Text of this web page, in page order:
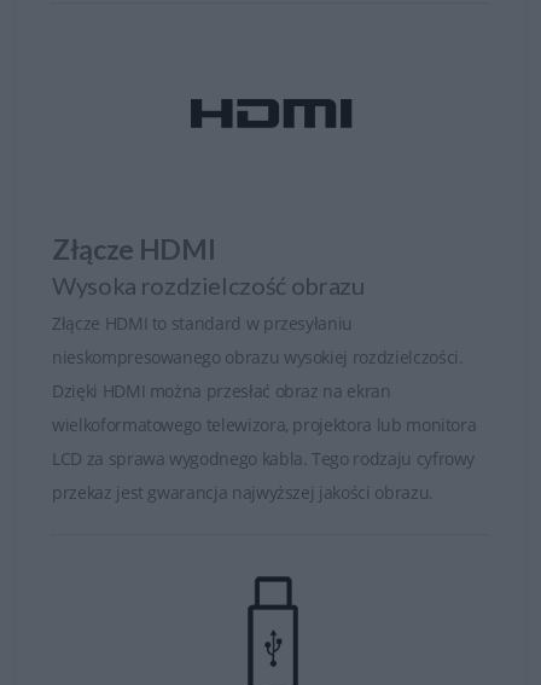
Złącze HDMI
Wysoka rozdzielczość obrazu
Złącze HDMI to standard w przesyłaniu
nieskompresowanego obrazu wysokiej rozdzielczości.
Dzięki HDMI można przesłać obraz na ekran
wielkoformatowego telewizora, projektora lub monitora
LCD za sprawa wygodnego kabla. Tego rodzaju cyfrowy
przekaz jest gwarancja najwyższej jakości obrazu.